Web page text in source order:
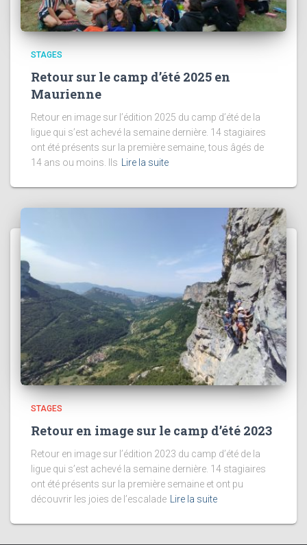
STAGES
Retour sur le camp d’été 2025 en
Maurienne
Retour en image sur l’édition 2025 du camp d’été de la
ligue qui s’est achevé la semaine dernière. 14 stagiaires
ont été présents sur la première semaine, tous âgés de
14 ans ou moins. Ils Lire la suite
STAGES
Retour en image sur le camp d’été 2023
Retour en image sur l’édition 2023 du camp d’été de la
ligue qui s’est achevé la semaine dernière. 14 stagiaires
ont été présents sur la première semaine et ont pu
découvrir les joies de l’escalade
Lire la suite